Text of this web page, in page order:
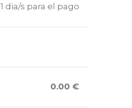
1 dia/s para el pago
0.00 €